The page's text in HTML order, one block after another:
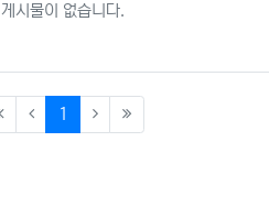
게시물이 없습니다.
1 (current)